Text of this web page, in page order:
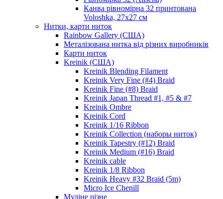
Канва рівномірна 32 принтована
Voloshka, 27х27 см
Нитки, карти ниток
Rainbow Gallery (США)
Металізована нитка від різних виробників
Карти ниток
Kreinik (США)
Kreinik Blending Filament
Kreinik Very Fine (#4) Braid
Kreinik Fine (#8) Braid
Kreinik Japan Thread #1, #5 & #7
Kreinik Ombre
Kreinik Cord
Kreinik 1/16 Ribbon
Kreinik Collection (наборы ниток)
Kreinik Tapestry (#12) Braid
Kreinik Medium (#16) Braid
Kreinik cable
Kreinik 1/8 Ribbon
Kreinik Heavy #32 Braid (5m)
Micro Ice Chenill
Муліне різне